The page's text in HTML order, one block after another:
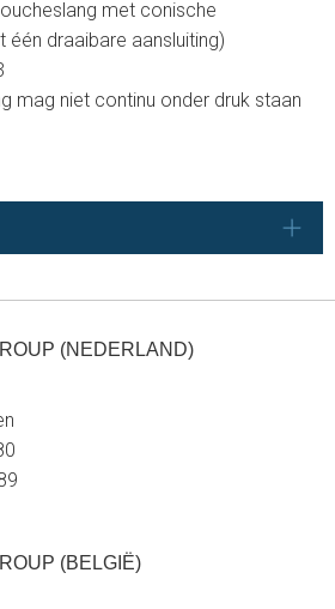
met conische
één draaibare aansluiting)
mag niet continu onder druk staan
(NEDERLAND)
(BELGIË)